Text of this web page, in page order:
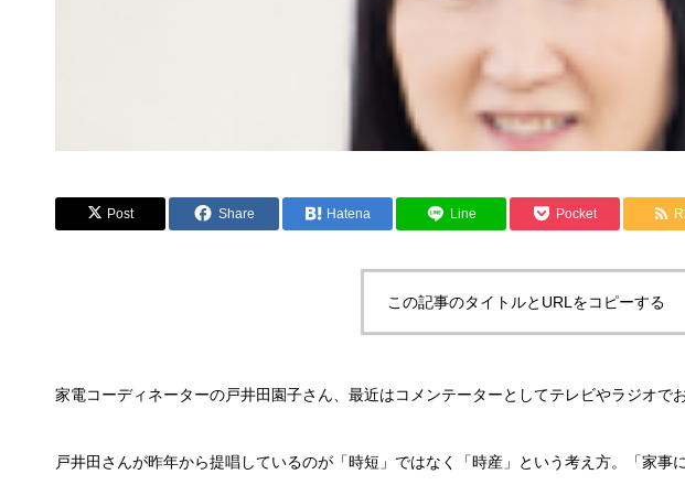
Post Share Hatena Line Pocket
この記事のタイトルとURLをコピーする
家電コーディネーターの戸井田園子さん、最近はコメンテーターとしてテレビやラジオで
戸井田さんが昨年から提唱しているのが「時短」ではなく「時産」という考え方。「家事